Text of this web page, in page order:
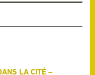
LA CITÉ –